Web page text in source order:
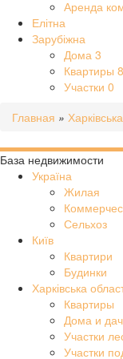
Аренда
Елітна
Зарубіжна
Дома 3
Квартиры 8
Участки 0
Главная »
База недвижимости
Україна
Жилая
Сельхоз
Київ
Квартири
Будинки
Харківська
Квартиры
Дома и
Участки
Участки